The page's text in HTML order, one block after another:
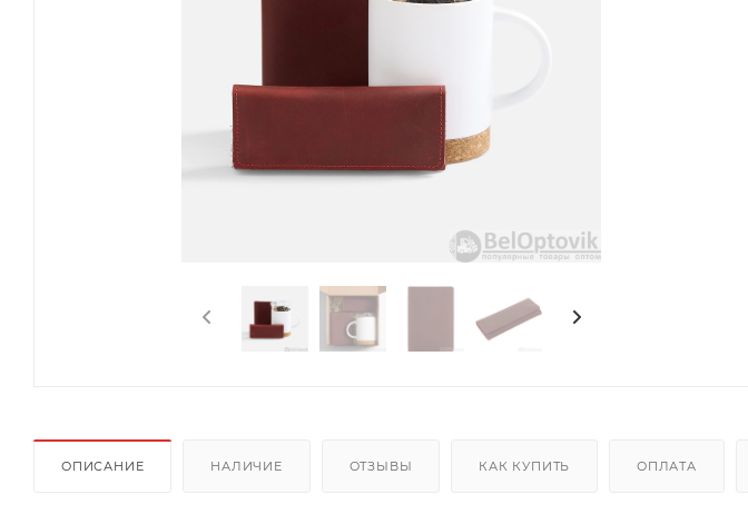
ОПИСАНИЕ НАЛИЧИЕ ОТЗЫВЫ КАК КУПИТЬ ОПЛАТА